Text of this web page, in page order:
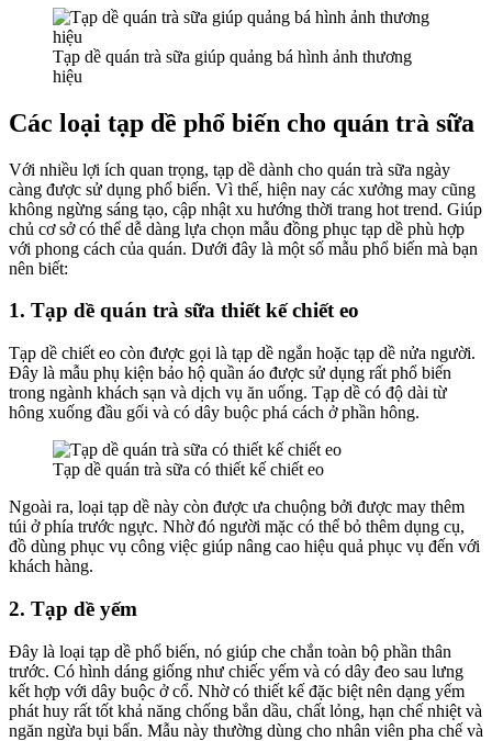
Tạp dề quán trà sữa giúp quảng bá hình ảnh thương
hiệu
Các loại tạp dề phổ biến cho quán trà sữa
Với nhiều lợi ích quan trọng, tạp dề dành cho quán trà sữa ngày
càng được sử dụng phổ biến. Vì thế, hiện nay các xưởng may cũng
không ngừng sáng tạo, cập nhật xu hướng thời trang hot trend. Giúp
chủ cơ sở có thể dễ dàng lựa chọn mẫu đồng phục tạp dề phù hợp
với phong cách của quán. Dưới đây là một số mẫu phổ biến mà bạn
nên biết:
1. Tạp dề quán trà sữa thiết kế chiết eo
Tạp dề chiết eo còn được gọi là tạp dề ngắn hoặc tạp dề nửa người.
Đây là mẫu phụ kiện bảo hộ quần áo được sử dụng rất phổ biến
trong ngành khách sạn và dịch vụ ăn uống. Tạp dề có độ dài từ
hông xuống đầu gối và có dây buộc phá cách ở phần hông.
Tạp dề quán trà sữa có thiết kế chiết eo
Ngoài ra, loại tạp dề này còn được ưa chuộng bởi được may thêm
túi ở phía trước ngực. Nhờ đó người mặc có thể bỏ thêm dụng cụ,
đồ dùng phục vụ công việc giúp nâng cao hiệu quả phục vụ đến với
khách hàng.
2. Tạp dề yếm
Đây là loại tạp dề phổ biến, nó giúp che chắn toàn bộ phần thân
trước. Có hình dáng giống như chiếc yếm và có dây đeo sau lưng
kết hợp với dây buộc ở cổ. Nhờ có thiết kế đặc biệt nên dạng yếm
phát huy rất tốt khả năng chống bắn dầu, chất lỏng, hạn chế nhiệt và
ngăn ngừa bụi bẩn. Mẫu này thường dùng cho nhân viên pha chế và